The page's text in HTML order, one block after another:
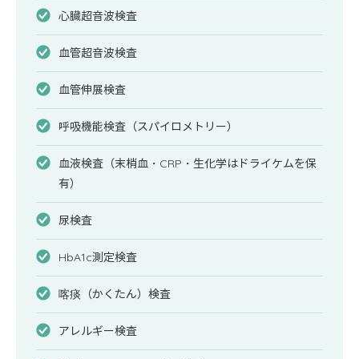
心臓超音波検査
血管超音波検査
血管伸展検査
呼吸機能検査（スパイロメトリー）
血液検査（末梢血・CRP・生化学はドライケムを保
有）
尿検査
HbA1c測定検査
喀痰（かくたん）検査
アレルギー検査